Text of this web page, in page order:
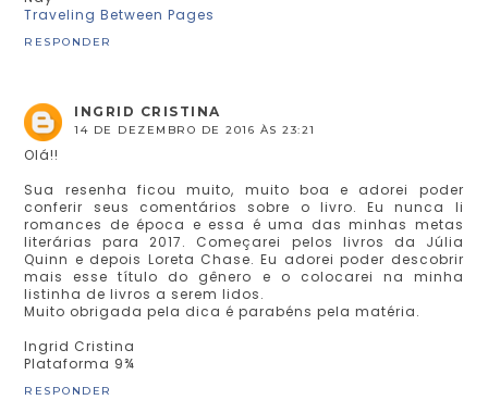
Traveling Between Pages
RESPONDER
INGRID CRISTINA
14 DE DEZEMBRO DE 2016 ÀS 23:21
Olá!!
Sua resenha ficou muito, muito boa e adorei poder
conferir seus comentários sobre o livro. Eu nunca li
romances de época e essa é uma das minhas metas
literárias para 2017. Começarei pelos livros da Júlia
Quinn e depois Loreta Chase. Eu adorei poder descobrir
mais esse título do gênero e o colocarei na minha
listinha de livros a serem lidos.
Muito obrigada pela dica é parabéns pela matéria.
Ingrid Cristina
Plataforma 9¾
RESPONDER